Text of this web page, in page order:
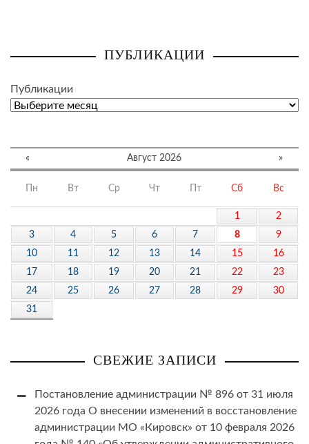
ПУБЛИКАЦИИ
Публикации
« Август 2026 »
Пн Вт Ср Чт Пт Сб Вс
1
2
3
4 5 6 7 8
9
10
11 12 13 14 15
16
17
18 19 20 21 22
23
24
25 26 27 28 29
30
31
СВЕЖИЕ ЗАПИСИ
Постановление администрации № 896 от 31 июля
2026 года О внесении изменений в восстановление
администрации МО «Кировск» от 10 февраля 2026